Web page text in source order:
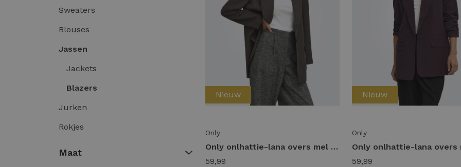
Sweaters
Blouses
Jassen
Jackets
Blazers
Jurken
Rokjes
Maat
Nieuw
Only
Only onlhattie-lana overs mel blazer tlr noos Blazers chocolate torte melange
59,99
Nieuw
Only
59,99